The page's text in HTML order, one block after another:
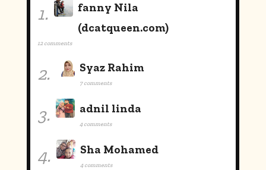
1.
fanny Nila
(dcatqueen.com)
12 comments
2. Syaz Rahim
7 comments
3. adnil linda
4 comments
4. Sha Mohamed
4 comments